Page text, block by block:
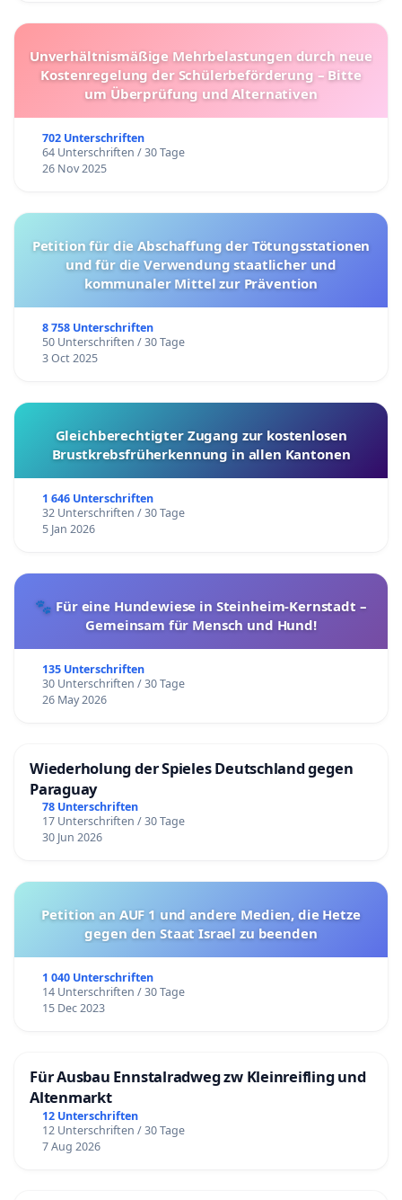
Unverhältnismäßige Mehrbelastungen durch neue
Kostenregelung der Schülerbeförderung – Bitte
um Überprüfung und Alternativen
702 Unterschriften
64 Unterschriften / 30 Tage
26 Nov 2025
Petition für die Abschaffung der Tötungsstationen
und für die Verwendung staatlicher und
kommunaler Mittel zur Prävention
8 758 Unterschriften
50 Unterschriften / 30 Tage
3 Oct 2025
Gleichberechtigter Zugang zur kostenlosen
Brustkrebsfrüherkennung in allen Kantonen
1 646 Unterschriften
32 Unterschriften / 30 Tage
5 Jan 2026
🐾 Für eine Hundewiese in Steinheim-Kernstadt –
Gemeinsam für Mensch und Hund!
135 Unterschriften
30 Unterschriften / 30 Tage
26 May 2026
Wiederholung der Spieles Deutschland gegen
Paraguay
78 Unterschriften
17 Unterschriften / 30 Tage
30 Jun 2026
Petition an AUF 1 und andere Medien, die Hetze
gegen den Staat Israel zu beenden
1 040 Unterschriften
14 Unterschriften / 30 Tage
15 Dec 2023
Für Ausbau Ennstalradweg zw Kleinreifling und
Altenmarkt
12 Unterschriften
12 Unterschriften / 30 Tage
7 Aug 2026